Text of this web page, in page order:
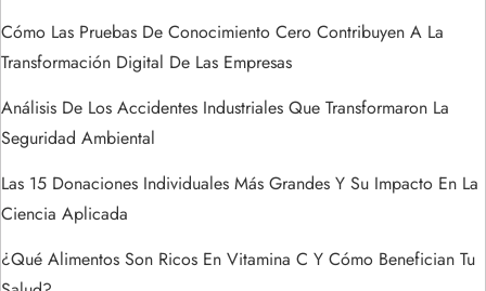
n
d
e
e
n
Cómo Las Pruebas De Conocimiento Cero Contribuyen A La
Transformación Digital De Las Empresas
Análisis De Los Accidentes Industriales Que Transformaron La
Seguridad Ambiental
Las 15 Donaciones Individuales Más Grandes Y Su Impacto En La
Ciencia Aplicada
¿Qué Alimentos Son Ricos En Vitamina C Y Cómo Benefician Tu